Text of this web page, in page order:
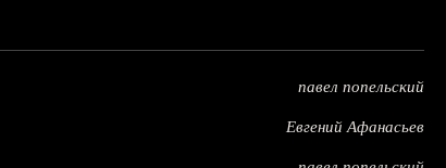
павел попельский
Евгений Афанасьев